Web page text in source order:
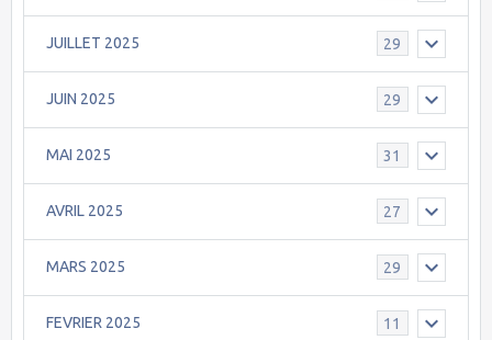
JUILLET 2025 29
JUIN 2025 29
MAI 2025 31
AVRIL 2025 27
MARS 2025 29
FEVRIER 2025 11